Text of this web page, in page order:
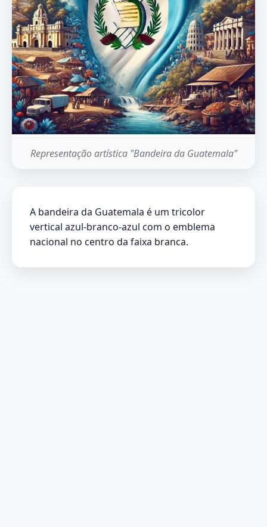
Representação artística "Bandeira da Guatemala"
A bandeira da Guatemala é um tricolor
vertical azul-branco-azul com o emblema
nacional no centro da faixa branca.